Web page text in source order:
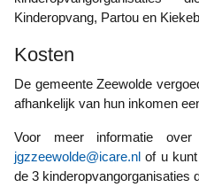
Kinderopvang, Partou en
Kosten
De gemeente Zeewolde vergoedt de VVE-uren. Ouders betalen
afhankelijk van hun inkomen
Voor meer informatie
jgzzeewolde@icare.nl of u
de 3 kinderopvangorganisaties